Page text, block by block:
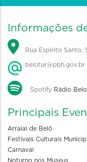
Informações
Rua Espírito Santo,
belotur@pbh.gov.br
Spotify Rádio
Principais
Arraial de Belô
Festivais Culturais
Carnaval
Noturno nos Museus